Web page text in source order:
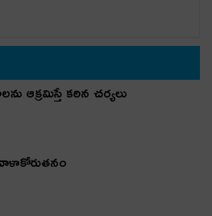
ఆక్రమిస్తే కఠిన చర్యలు